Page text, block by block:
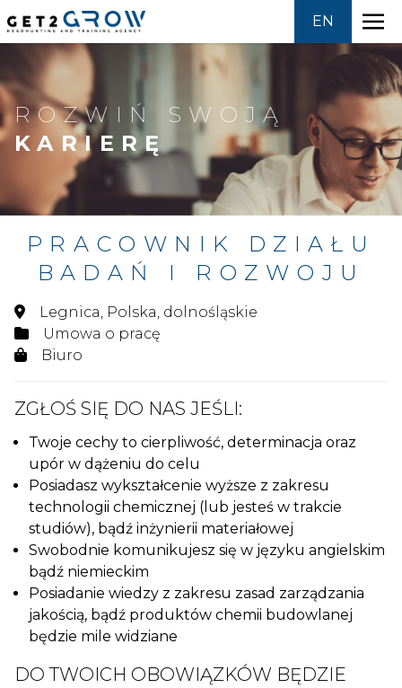
content
EN
HEADHUNTING
OFERTY PRACY
SZKOLENIA
GROWPEDIA
KONTAKT
ROZWIŃ SWOJĄ
KARIERĘ
PRACOWNIK DZIAŁU
BADAŃ I ROZWOJU
Legnica, Polska, dolnośląskie
Umowa o pracę
Biuro
ZGŁOŚ SIĘ DO NAS JEŚLI:
Twoje cechy to cierpliwość, determinacja oraz
upór w dążeniu do celu
Posiadasz wykształcenie wyższe z zakresu
technologii chemicznej (lub jesteś w trakcie
studiów), bądź inżynierii materiałowej
Swobodnie komunikujesz się w języku angielskim
bądź niemieckim
Posiadanie wiedzy z zakresu zasad zarządzania
jakością, bądź produktów chemii budowlanej
będzie mile widziane
DO TWOICH OBOWIĄZKÓW BĘDZIE